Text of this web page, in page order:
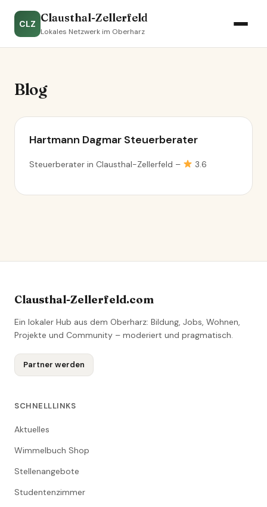
CLZ Clausthal-Zellerfeld
Lokales Netzwerk im Oberharz
Blog
Hartmann Dagmar Steuerberater
Steuerberater in Clausthal-Zellerfeld – 3.6
Clausthal-Zellerfeld.com
Ein lokaler Hub aus dem Oberharz: Bildung, Jobs, Wohnen,
Projekte und Community – moderiert und pragmatisch.
Partner werden
SCHNELLLINKS
Aktuelles
Wimmelbuch Shop
Stellenangebote
Studentenzimmer